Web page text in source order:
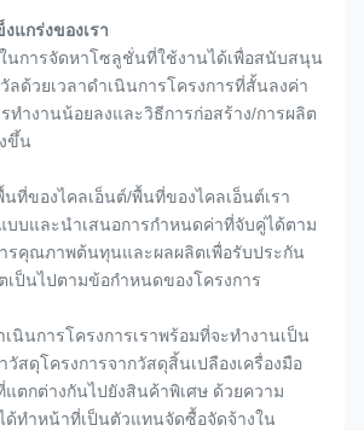
แกร่งของเรา
นการจัดหาโซลูชั่นที่ใช้งานได้เพื่อสนับสนุน
ลด้วยเวลาดำเนินการโครงการที่สั้นลงค่า
ทำงานน้อยลงและวิธีการก่อสร้าง/การผลิต
ขึ้น
ที่ของไคลเอ็นต์/พื้นที่ของไคลเอ็นต์เรา
บบและนำเสนอการกำหนดค่าที่จับคู่ได้ตาม
รคุณภาพต้นทุนและผลผลิตเพื่อรับประกัน
เป็นไปตามข้อกำหนดของโครงการ
นินการโครงการเราพร้อมที่จะทำงานเป็น
วัสดุโครงการจากวัสดุสิ้นเปลืองเครื่องมือ
แตกต่างกันไปยังสินค้าพิเศษ ด้วยความ
ด้ทำหน้าที่เป็นตัวแทนจัดซื้อจัดจ้างใน